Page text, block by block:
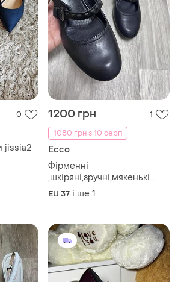
0
jissia2
1200 грн
1
1080 грн з 10 серп
Ecco
Фірменні
,шкіряні,зручні,мякенькі
туфлі,оригінал ,на
невисокому каблучку
EU 37 і ще 1